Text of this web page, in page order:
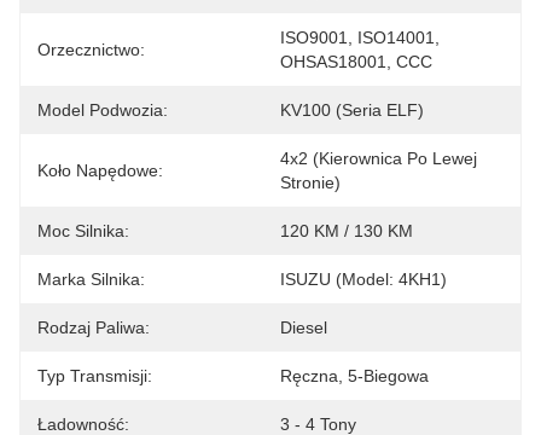
Orzecznictwo:
ISO9001, ISO14001,
OHSAS18001, CCC
Model Podwozia: KV100 (seria ELF)
Koło Napędowe:
4x2 (kierownica Po Lewej
Stronie)
Moc Silnika: 120 KM / 130 KM
Marka Silnika: ISUZU (Model: 4KH1)
Rodzaj Paliwa: Diesel
Typ Transmisji: Ręczna, 5-Biegowa
Ładowność: 3 - 4 Tony